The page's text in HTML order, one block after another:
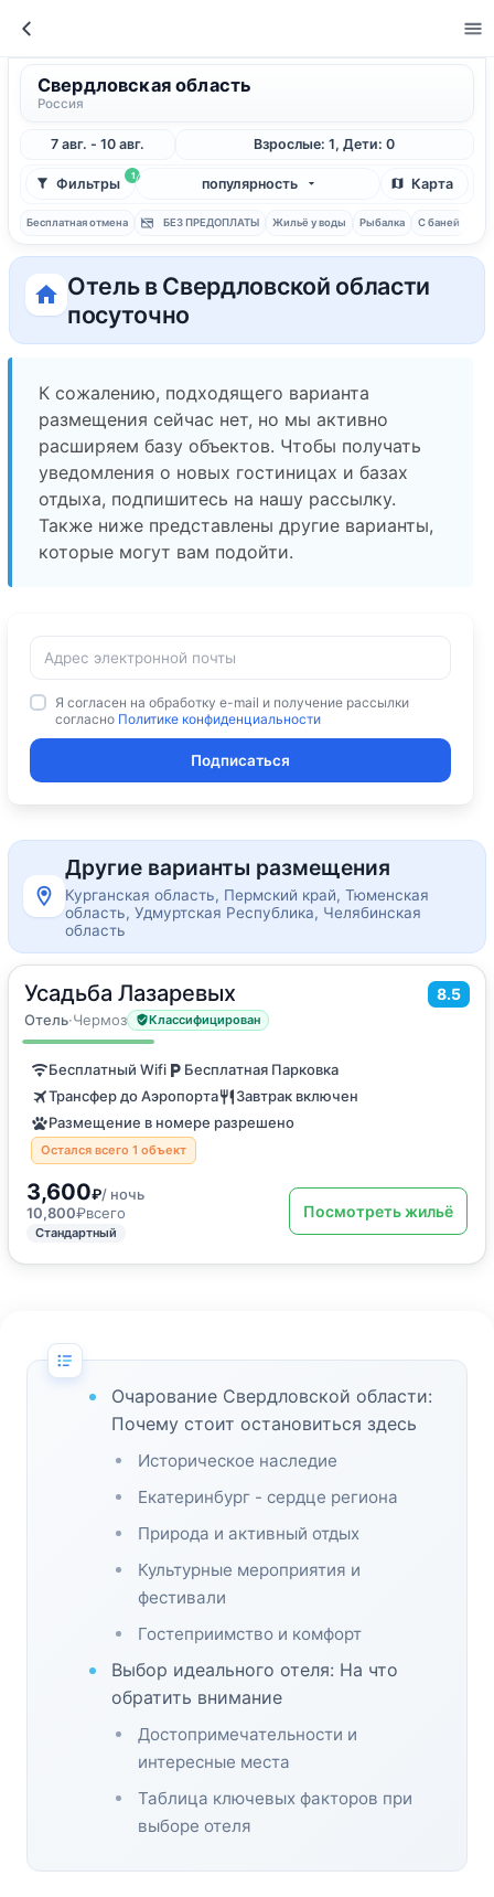
Свердловская область
Россия
7 авг. - 10 авг. Взрослые: 1, Дети: 0
1
Фильтры популярность Карта
Бесплатная отмена БЕЗ ПРЕДОПЛАТЫ Жильё у воды Рыбалка С баней
Отель в Свердловской области
посуточно
К сожалению, подходящего варианта
размещения сейчас нет, но мы активно
расширяем базу объектов. Чтобы получать
уведомления о новых гостиницах и базах
отдыха, подпишитесь на нашу рассылку.
Также ниже представлены другие варианты,
которые могут вам подойти.
Я согласен на обработку e-mail и получение рассылки
согласно Политике конфиденциальности
Подписаться
Другие варианты размещения
Курганская область, Пермский край, Тюменская
область, Удмуртская Республика, Челябинская
область
Усадьба Лазаревых 8.5
Отель·Чермоз Классифицирован
9м 2·2 гостя
Двухместный номер с 1 кроватью
Бесплатный Wifi
Бесплатная Парковка
Трансфер до Аэропорта
Завтрак включен
Размещение в номере разрешено
Остался всего 1 объект
3,600₽/ ночь
10,800₽всего
Стандартный
Посмотреть жильё
Очарование Свердловской области:
Почему стоит остановиться здесь
Историческое наследие
Екатеринбург - сердце региона
Природа и активный отдых
Культурные мероприятия и
фестивали
Гостеприимство и комфорт
Выбор идеального отеля: На что
обратить внимание
Достопримечательности и
интересные места
Таблица ключевых факторов при
выборе отеля